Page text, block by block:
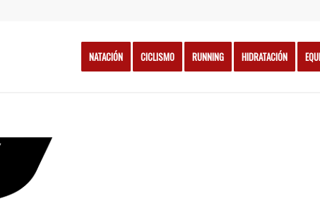
NATACIÓN CICLISMO RUNNING HIDRATACIÓN